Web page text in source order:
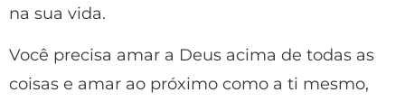
na sua vida.
Você precisa amar a Deus acima de todas as
coisas e amar ao próximo como a ti mesmo,